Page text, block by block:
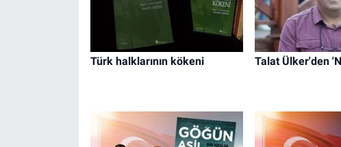
Türk halklarının kökeni Talat Ülker'den